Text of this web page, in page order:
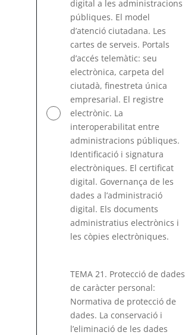
digital a les administracions
públiques. El model
d’atenció ciutadana. Les
cartes de serveis. Portals
d’accés telemàtic: seu
electrònica, carpeta del
ciutadà, finestreta única
empresarial. El registre
electrònic. La
interoperabilitat entre
administracions públiques.
Identificació i signatura
electròniques. El certificat
digital. Governança de les
dades a l’administració
digital. Els documents
administratius electrònics i
les còpies electròniques.
TEMA 21. Protecció de dades
de caràcter personal:
Normativa de protecció de
dades. La conservació i
l’eliminació de les dades